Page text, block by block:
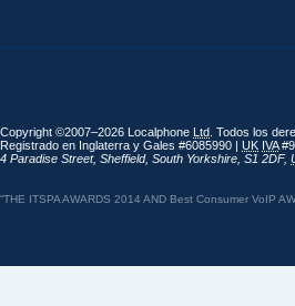
Copyright ©2007–2026 Localphone Ltd . Todos los
Registrado en Inglaterra y Gales #6085990 | UK IVA
4 Paradise Street, Sheffield, South Yorkshire S1 2DF,
“THE ITSPA AWARDS 2014 AND Best Consumer VoIP